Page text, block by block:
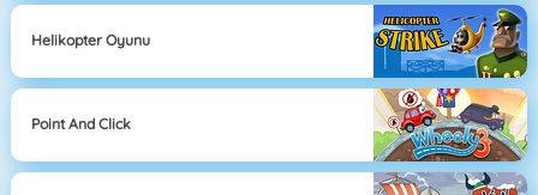
Helikopter Oyunu
Point And Click